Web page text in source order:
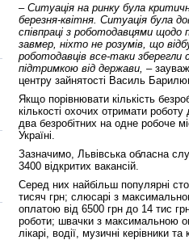
– Ситуація на ринку була
березня-квітня. Ситуація була
співпраці з роботодавцями щодо
завмер, ніхто не розумів, що
роботодавців все-таки зберегли
підтримкою від держави, –
центру зайнятості Василь
Якщо порівнювати кількість
кількості охочих отримати роботу
два безробітних на одне робоче
Україні.
Зазначимо, Львівська обласна
3400 відкритих вакансій.
Серед них найбільш популярні
тисяч грн; слюсарі з
оплатою від 6500 грн до 14 тис
роботи; швачки з максимальною
лікарі, водії, музичні керівники та